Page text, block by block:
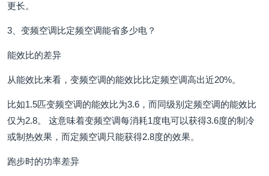
更长。
3、变频空调比定频空调能省多少电？
能效比的差异
从能效比来看，变频空调的能效比比定频空调高出近20%。
比如1.5匹变频空调的能效比为3.6，而同级别定频空调的能效比
仅为2.8。 这意味着变频空调每消耗1度电可以获得3.6度的制冷
或制热效果，而定频空调只能获得2.8度的效果。
跑步时的功率差异